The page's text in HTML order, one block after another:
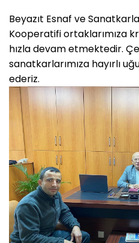
Beyazıt Esnaf ve
Kooperatifi ortaklarımıza
hızla devam etmektedir.
sanatkarlarımıza hayırlı
ederiz.